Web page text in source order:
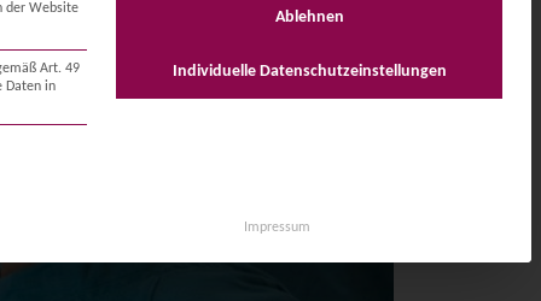
der Website
Art. 49
Daten in
und kann nicht abgewählt werden.
Ablehnen
Individuelle Datenschutzeinstellungen
Impressum